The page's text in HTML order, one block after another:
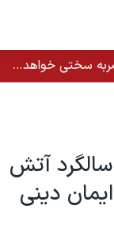
نخست وزیر اسرائيل: اگر رژیم ایران حمله کند ضربه سختی خواهد خورد
آتش
دینی